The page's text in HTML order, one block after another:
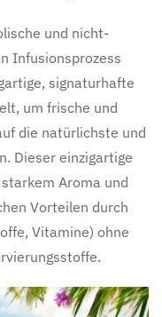
und nicht-
Infusionsprozess
signaturhafte
um frische und
die natürlichste und
Dieser einzigartige
Aroma und
Vorteilen durch
Vitamine) ohne